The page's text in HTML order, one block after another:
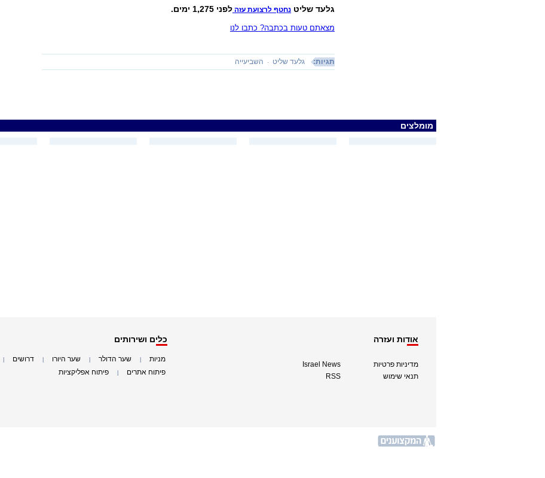
גלעד שליט נחטף לרצועת עזה לפני 1,275 ימים.
מצאתם טעות בכתבה? כתבו לנו
תגיות: גלעד שליט השביעייה
מומלצים
אודות ועזרה
מדיניות פרטיות
תנאי שימוש
Israel News
RSS
כלים ושירותים
מניות שער הדולר שער היורו דרושים
פיתוח אתרים פיתוח אפליקציות